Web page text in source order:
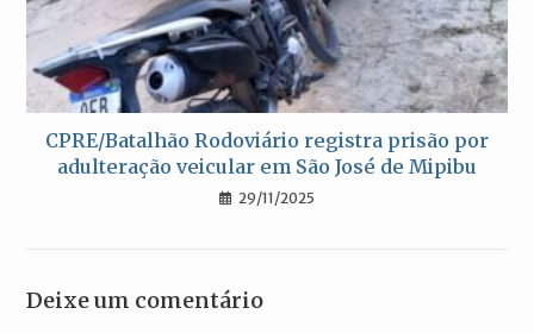
CPRE/Batalhão Rodoviário registra prisão por
adulteração veicular em São José de Mipibu
29/11/2025
Deixe um comentário